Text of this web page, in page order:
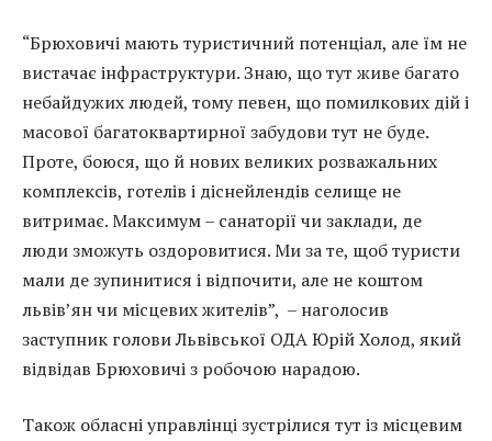
“Брюховичі мають туристичний потенціал, але їм не
вистачає інфраструктури. Знаю, що тут живе багато
небайдужих людей, тому певен, що помилкових дій і
масової багатоквартирної забудови тут не буде.
Проте, боюся, що й нових великих розважальних
комплексів, готелів і діснейлендів селище не
витримає. Максимум – санаторії чи заклади, де
люди зможуть оздоровитися. Ми за те, щоб туристи
мали де зупинитися і відпочити, але не коштом
львів’ян чи місцевих жителів”, – наголосив
заступник голови Львівської ОДА Юрій Холод, який
відвідав Брюховичі з робочою нарадою.
Також обласні управлінці зустрілися тут із місцевим